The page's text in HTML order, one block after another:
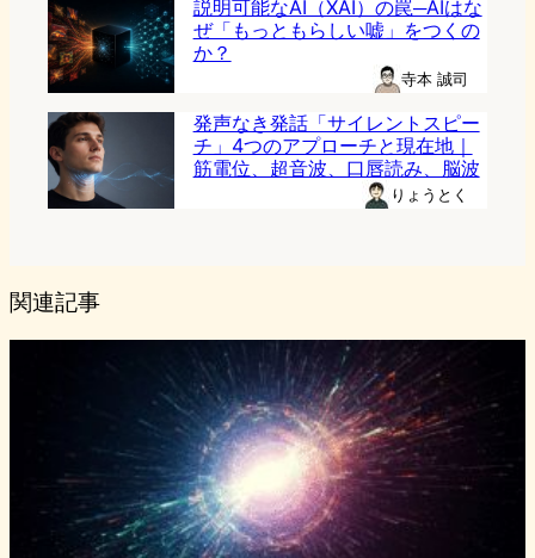
説明可能なAI（XAI）の罠─AIはな
ぜ「もっともらしい嘘」をつくの
か？
寺本 誠司
発声なき発話「サイレントスピー
チ」4つのアプローチと現在地｜
筋電位、超音波、口唇読み、脳波
りょうとく
関連記事